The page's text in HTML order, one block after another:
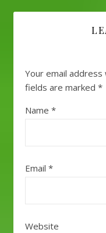
Your email address
fields are marked *
Name *
Email *
Website